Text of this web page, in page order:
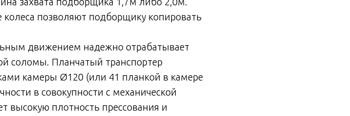
позволяют подборщику копировать
движением надежно отрабатывает
соломы. Планчатый транспортер
камеры Ø120 (или 41 планкой в камере
в совокупности с механической
высокую плотность прессования и